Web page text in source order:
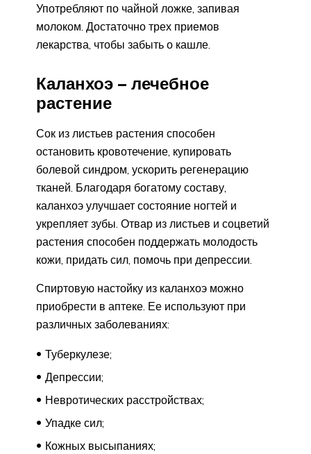
Употребляют по чайной ложке, запивая
молоком. Достаточно трех приемов
лекарства, чтобы забыть о кашле.
Каланхоэ – лечебное
растение
Сок из листьев растения способен
остановить кровотечение, купировать
болевой синдром, ускорить регенерацию
тканей. Благодаря богатому составу,
каланхоэ улучшает состояние ногтей и
укрепляет зубы. Отвар из листьев и соцветий
растения способен поддержать молодость
кожи, придать сил, помочь при депрессии.
Спиртовую настойку из каланхоэ можно
приобрести в аптеке. Ее используют при
различных заболеваниях:
Туберкулезе;
Депрессии;
Невротических расстройствах;
Упадке сил;
Кожных высыпаниях;